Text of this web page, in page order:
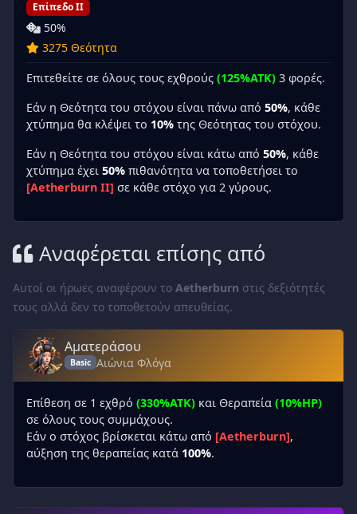
Επίπεδο II
50%
3275 Θεότητα
Επιτεθείτε σε όλους τους εχθρούς (125%ATK) 3 φορές.
Εάν η Θεότητα του στόχου είναι πάνω από 50%, κάθε
χτύπημα θα κλέψει το 10% της Θεότητας του στόχου.
Εάν η Θεότητα του στόχου είναι κάτω από 50%, κάθε
χτύπημα έχει 50% πιθανότητα να τοποθετήσει το
[Aetherburn II] σε κάθε στόχο για 2 γύρους.
Αναφέρεται επίσης από
Αυτοί οι ήρωες αναφέρουν το Aetherburn στις δεξιότητές
τους αλλά δεν το τοποθετούν απευθείας.
Αματεράσου
Basic Αιώνια Φλόγα
Επίθεση σε 1 εχθρό (330%ATK) και Θεραπεία (10%HP)
σε όλους τους συμμάχους.
Εάν ο στόχος βρίσκεται κάτω από [Aetherburn],
αύξηση της θεραπείας κατά 100%.